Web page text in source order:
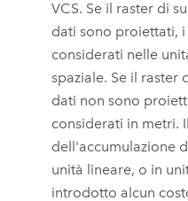
VCS. Se il raster di
dati sono proiettati,
considerati nelle
spaziale. Se il raster
dati non sono
considerati in metri.
dell'accumulazione
unità lineare, o in
introdotto alcun